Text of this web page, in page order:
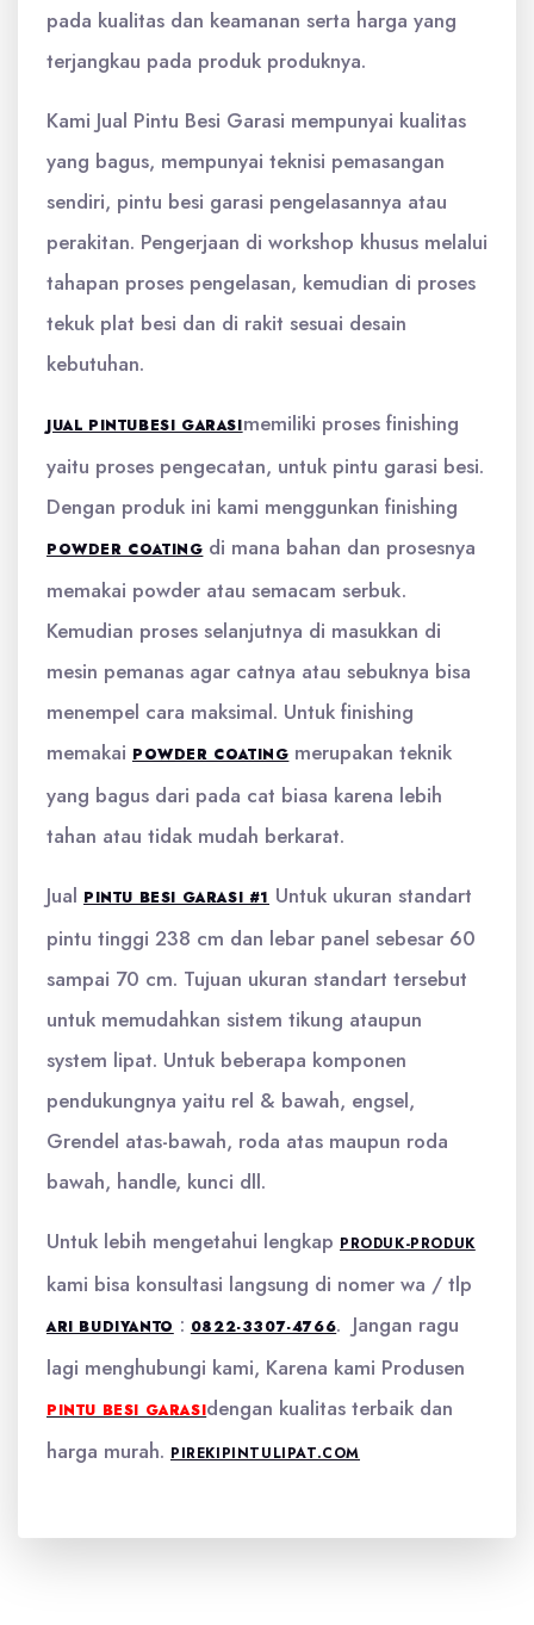
pada kualitas dan keamanan serta harga yang
terjangkau pada produk produknya.
Kami Jual Pintu Besi Garasi mempunyai kualitas
yang bagus, mempunyai teknisi pemasangan
sendiri, pintu besi garasi pengelasannya atau
perakitan. Pengerjaan di workshop khusus melalui
tahapan proses pengelasan, kemudian di proses
tekuk plat besi dan di rakit sesuai desain
kebutuhan.
JUAL PINTUBESI GARASImemiliki proses finishing
yaitu proses pengecatan, untuk pintu garasi besi.
Dengan produk ini kami menggunkan finishing
POWDER COATING di mana bahan dan prosesnya
memakai powder atau semacam serbuk.
Kemudian proses selanjutnya di masukkan di
mesin pemanas agar catnya atau sebuknya bisa
menempel cara maksimal. Untuk finishing
memakai POWDER COATING merupakan teknik
yang bagus dari pada cat biasa karena lebih
tahan atau tidak mudah berkarat.
Jual PINTU BESI GARASI #1 Untuk ukuran standart
pintu tinggi 238 cm dan lebar panel sebesar 60
sampai 70 cm. Tujuan ukuran standart tersebut
untuk memudahkan sistem tikung ataupun
system lipat. Untuk beberapa komponen
pendukungnya yaitu rel & bawah, engsel,
Grendel atas-bawah, roda atas maupun roda
bawah, handle, kunci dll.
Untuk lebih mengetahui lengkap PRODUK-PRODUK
kami bisa konsultasi langsung di nomer wa / tlp
ARI BUDIYANTO : 0822-3307-4766. Jangan ragu
lagi menghubungi kami, Karena kami Produsen
PINTU BESI GARASIdengan kualitas terbaik dan
harga murah. PIREKIPINTULIPAT.COM